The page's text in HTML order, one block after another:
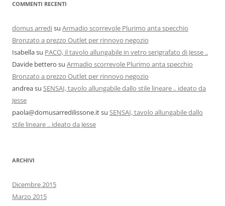
COMMENTI RECENTI
domus arredisu Armadio scorrevole Plurimo anta specchio
Bronzato a prezzo Outlet per rinnovo negozio
Isabellasu PACO, il tavolo allungabile in vetro serigrafato di Jesse ..
Davide bettero su Armadio scorrevole Plurimo anta specchio
Bronzato a prezzo Outlet per rinnovo negozio
andreasu SENSAI, tavolo allungabile dallo stile lineare .. ideato da
Jesse
paola@domusarredilissone.itsu SENSAI, tavolo allungabile dallo
stile lineare .. ideato da Jesse
ARCHIVI
Dicembre 2015
Marzo 2015